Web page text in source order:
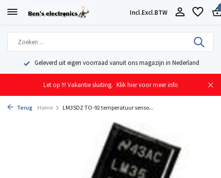
Incl.Excl.BTW
Geleverd uit eigen voorraad vanuit ons magazijn in Nederland
Let op !!! Vakantie sluiting. Klik hier voor meer info
Terug Home LM35DZ TO-92 temperatuur senso...